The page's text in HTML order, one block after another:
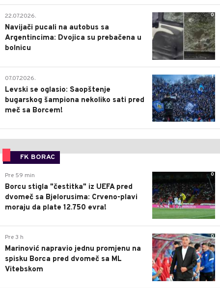
0
22.07.2026.
Navijači pucali na autobus sa
Argentincima: Dvojica su prebačena u
bolnicu
1
07.07.2026.
Levski se oglasio: Saopštenje
bugarskog šampiona nekoliko sati pred
meč sa Borcem!
FK BORAC
0
Pre 59 min
Borcu stigla "čestitka" iz UEFA pred
dvomeč sa Bjelorusima: Crveno-plavi
moraju da plate 12.750 evra!
0
Pre 3 h
Marinović napravio jednu promjenu na
spisku Borca pred dvomeč sa ML
Vitebskom